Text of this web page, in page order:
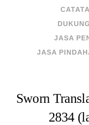
JASA
JASA
Sworn
2834